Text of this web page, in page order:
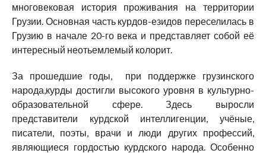
многовековая история проживания на территории
Грузии. Основная часть курдов-езидов переселилась в
Грузию в начале 20-го века и представляет собой её
интересный неотьемлемый колорит.
За прошедшие годы, при поддержке грузинского
народа,курды достигли высокого уровня в культурно-
образовательной сфере. Здесь выросли
представители курдской интеллигенции, учёные,
писатели, поэты, врачи и люди других профессий,
являющиеся гордостью курдского народа. Особенно